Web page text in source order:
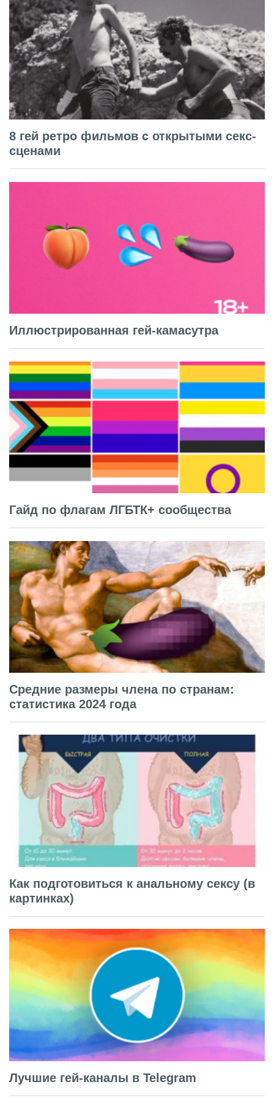
8 гей ретро фильмов с открытыми секс-
сценами
Иллюстрированная гей-камасутра
Гайд по флагам ЛГБТК+ сообщества
Средние размеры члена по странам:
статистика 2024 года
Как подготовиться к анальному сексу (в
картинках)
Лучшие гей-каналы в Telegram